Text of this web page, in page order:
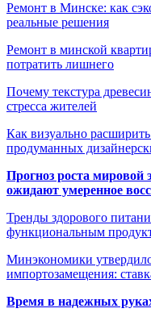
Ремонт в Минске: как
реальные решения
Ремонт в минской
потратить лишнего
Почему текстура
стресса жителей
Как визуально
продуманных
Прогноз роста
ожидают умеренное
Тренды здорового
функциональным
Минэкономики
импортозамещения:
Время в надежных